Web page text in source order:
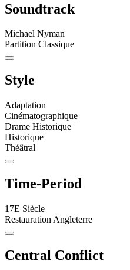
Soundtrack
Michael Nyman
Partition Classique
Style
Adaptation
Cinématographique
Drame Historique
Historique
Théâtral
Time-Period
17E Siècle
Restauration Angleterre
Central Conflict